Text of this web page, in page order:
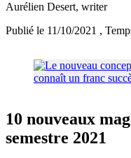
Aurélien Desert, writer
Publié le 11/10/2021 ,
10 nouveaux
semestre 2021